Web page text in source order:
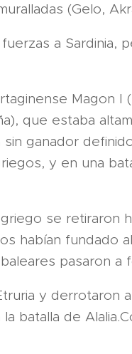
(Gelo,
a Sardinia,
Magon
que estaba
ganador
y en una
se retiraron
habían fundado
pasaron
y derrotaron
batalla de